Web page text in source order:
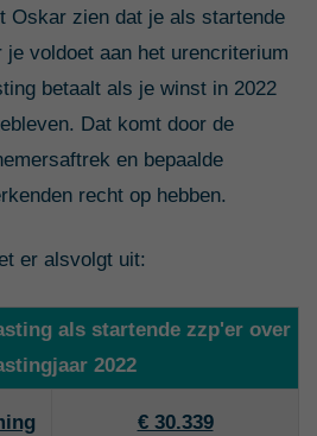
Oskar zien dat je als startende
je voldoet aan het urencriterium
betaalt als je winst in 2022
Dat komt door de
en bepaalde
recht op hebben.
er alsvolgt uit:
als startende zzp'er over
2022
€ 30.339